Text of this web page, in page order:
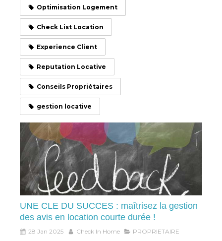
Optimisation Logement
Check List Location
Experience Client
Reputation Locative
Conseils Propriétaires
gestion locative
UNE CLE DU SUCCES : maîtrisez la gestion
des avis en location courte durée !
28 Jan 2025 Check In Home PROPRIETAIRE